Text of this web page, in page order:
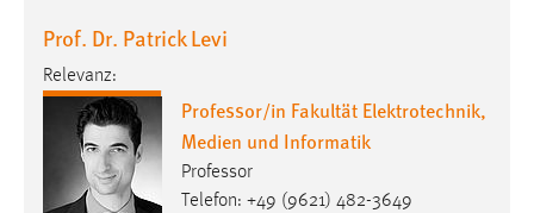
Prof. Dr. Patrick Levi
Relevanz:
Professor/in Fakultät Elektrotechnik,
Medien und Informatik
Professor
Telefon: +49 (9621) 482-3649